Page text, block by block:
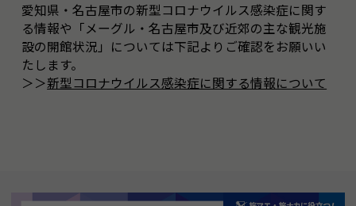
愛知県・名古屋市の新型コロナウイルス感染症に関す
る情報や「メーグル・名古屋市及び近郊の主な観光施
設の開館状況」については下記よりご確認をお願いい
たします。
＞＞新型コロナウイルス感染症に関する情報について